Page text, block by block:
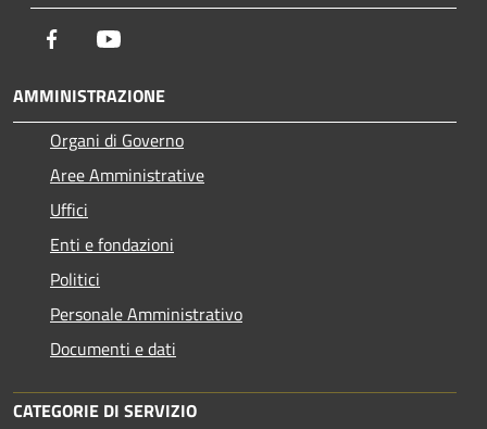
Facebook
AMMINISTRAZIONE
Organi di Governo
Aree Amministrative
Uffici
Enti e fondazioni
Politici
Personale Amministrativo
Documenti e dati
CATEGORIE DI SERVIZIO